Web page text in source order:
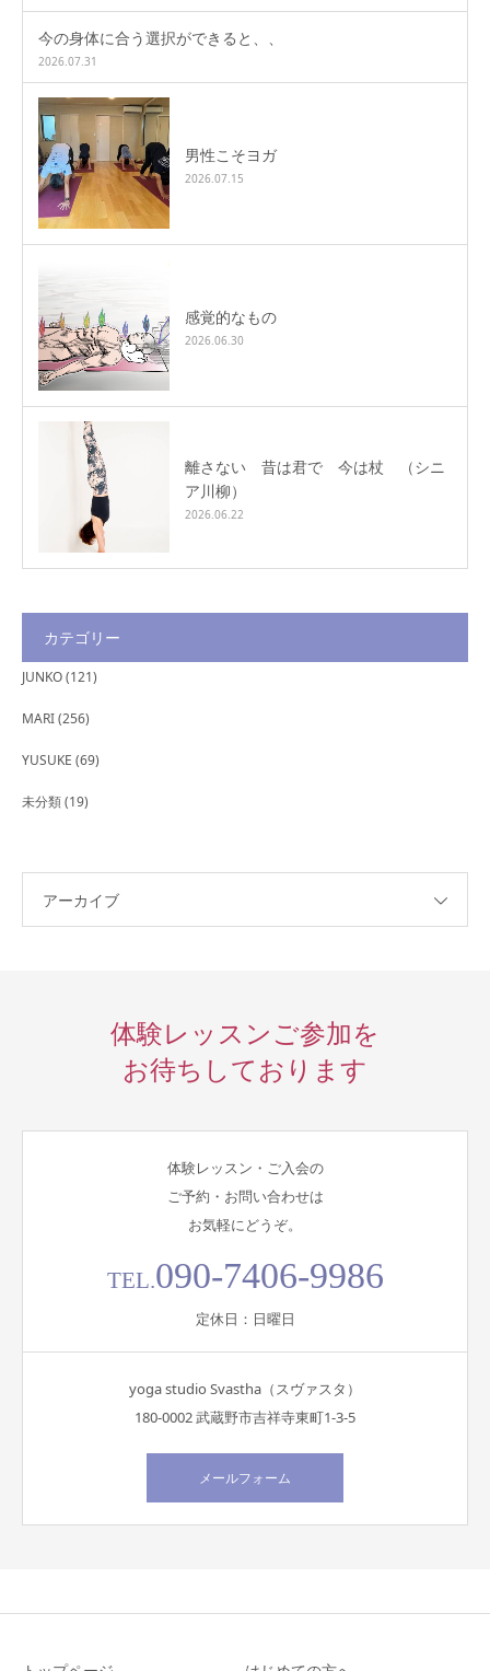
今の身体に合う選択ができると、、
2026.07.31
男性こそヨガ
2026.07.15
感覚的なもの
2026.06.30
離さない 昔は君で 今は杖 （シニ
ア川柳）
2026.06.22
カテゴリー
JUNKO(121)
MARI(256)
YUSUKE (69)
未分類(19)
アーカイブ
体験レッスンご参加を
お待ちしております
体験レッスン・ご入会の
ご予約・お問い合わせは
お気軽にどうぞ。
TEL.090-7406-9986
定休日：日曜日
yoga studio Svastha（スヴァスタ）
180-0002 武蔵野市吉祥寺東町1-3-5
メールフォーム